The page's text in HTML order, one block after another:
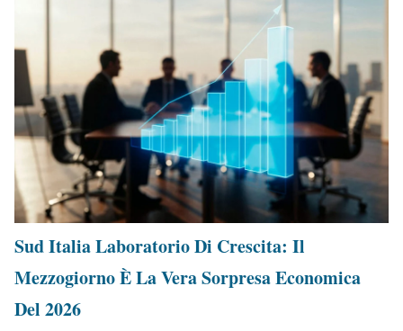
Sud Italia Laboratorio Di Crescita: Il
Mezzogiorno È La Vera Sorpresa Economica
Del 2026